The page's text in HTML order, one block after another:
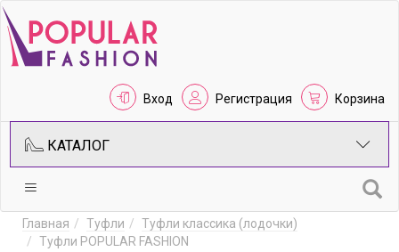
Вход Регистрация Корзина
КАТАЛОГ
Главная Туфли
Туфли классика (лодочки)
Туфли POPULAR FASHION